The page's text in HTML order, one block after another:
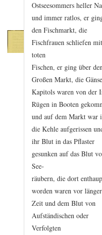
Ostseesommers heller
und immer ratlos, er
den Fischmarkt, die
Fischfrauen schliefen mit
toten
Fischen, er ging über
Großen Markt, die Gänse
Kapitols waren von der
Rügen in Booten
und auf dem Markt war
die Kehle aufgerissen
ihr Blut in das Pflaster
gesunken auf das Blut
See-
räubern, die dort
worden waren vor
Zeit und dem Blut von
Aufständischen oder
Verfolgten